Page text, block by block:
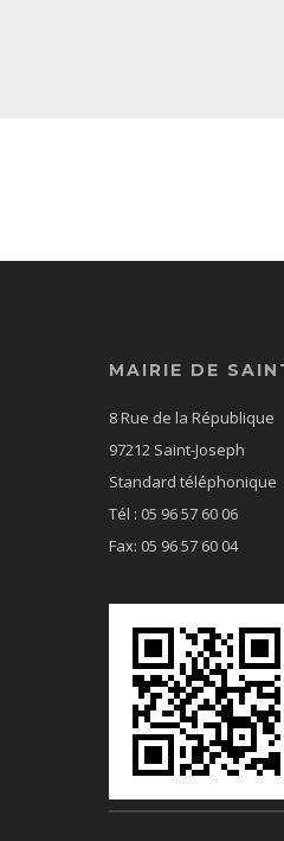
MAIRIE DE
8 Rue de la République
97212 Saint-Joseph
Standard téléphonique
Tél : 05 96 57 60 06
Fax: 05 96 57 60 04